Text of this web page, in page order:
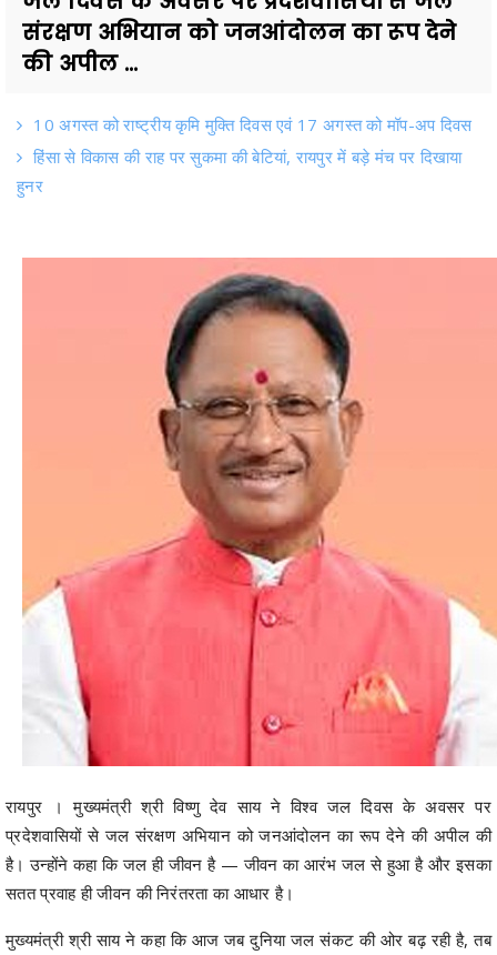
संरक्षण अभियान को जनआंदोलन का रूप देने
की अपील ...
10 अगस्त को राष्ट्रीय कृमि मुक्ति दिवस एवं 17 अगस्त को मॉप-अप दिवस
हिंसा से विकास की राह पर सुकमा की बेटियां, रायपुर में बड़े मंच पर दिखाया
हुनर
रायपुर । मुख्यमंत्री श्री विष्णु देव साय ने विश्व जल दिवस के अवसर पर
प्रदेशवासियों से जल संरक्षण अभियान को जनआंदोलन का रूप देने की अपील की
है। उन्होंने कहा कि जल ही जीवन है — जीवन का आरंभ जल से हुआ है और इसका
सतत प्रवाह ही जीवन की निरंतरता का आधार है।
मुख्यमंत्री श्री साय ने कहा कि आज जब दुनिया जल संकट की ओर बढ़ रही है, तब